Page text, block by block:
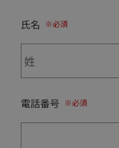
氏名
電話番号